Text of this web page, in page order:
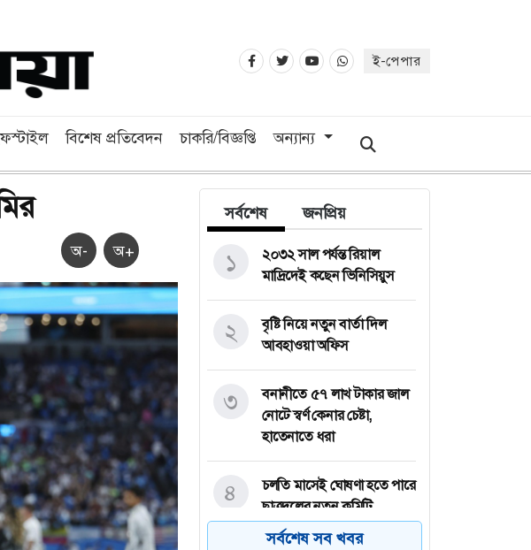
ই-পেপার
বিশেষ প্রতিবেদন চাকরি/বিজ্ঞপ্তি অন্যান্য
অ- অ+
সর্বশেষ জনপ্রিয়
২০৩২ সাল পর্যন্ত রিয়াল
মাদ্রিদেই কছেন ভিনিসিয়ুস
১
বৃষ্টি নিয়ে নতুন বার্তা দিল
আবহাওয়া অফিস
২
বনানীতে ৫৭ লাখ টাকার জাল
নোটে স্বর্ণ কেনার চেষ্টা,
হাতেনাতে ধরা
৩
চলতি মাসেই ঘোষণা হতে পারে
ছাত্রদলের নতুন কমিটি,
আলোচনার কেন্দ্রে যাঁরা
৪
সর্বশেষ সব খবর